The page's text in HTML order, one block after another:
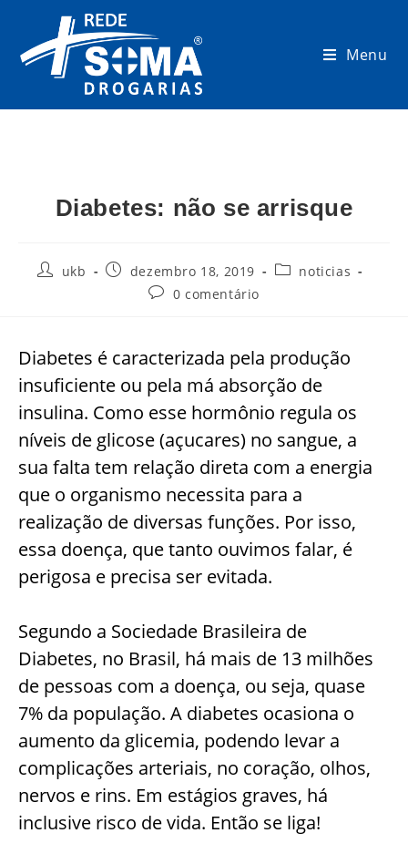
Menu
Diabetes: não se arrisque
ukb dezembro 18, 2019
noticias
0 comentário
Diabetes é caracterizada pela produção
insuficiente ou pela má absorção de
insulina. Como esse hormônio regula os
níveis de glicose (açucares) no sangue, a
sua falta tem relação direta com a energia
que o organismo necessita para a
realização de diversas funções. Por isso,
essa doença, que tanto ouvimos falar, é
perigosa e precisa ser evitada.
Segundo a Sociedade Brasileira de
Diabetes, no Brasil, há mais de 13 milhões
de pessoas com a doença, ou seja, quase
7% da população. A diabetes ocasiona o
aumento da glicemia, podendo levar a
complicações arteriais, no coração, olhos,
nervos e rins. Em estágios graves, há
inclusive risco de vida. Então se liga!